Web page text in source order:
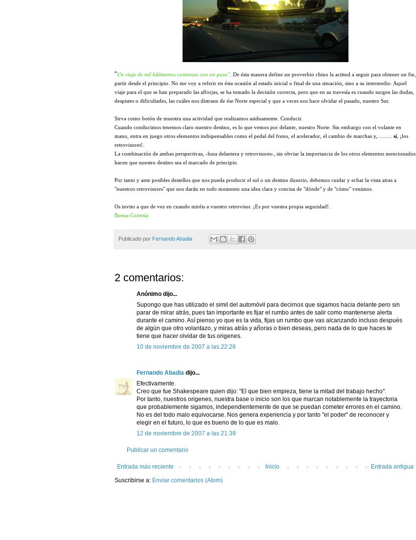
"Un viaje de mil kilómetros comienza con un paso" . De ésta manera define un proverbio chino la actitud a seguir para obtener un fin,
partir desde el principio. No me voy a referir en ésta ocasión al estado inicial o final de una situación, sino a su intermedio. Aquel
viaje para el que se han preparado las alforjas, se ha tomado la decisión correcta, pero que en su travesía es cuando surgen las dudas,
despistes o dificultades, las cuáles nos distraen de ése Norte especial y que a veces nos hace olvidar el pasado, nuestro Sur.
Sirva como botón de muestra una actividad que realizamos asiduamente. Conducir.
Cuando conducimos tenemos claro nuestro destino, es lo que vemos por delante, nuestro Norte. Sin embargo con el volante en
mano, entra en juego otros elementos indispensables como el pedal del freno, el acelerador, el cambio de marchas y,.......... sí , ¡los
retrovisores!.
La combinación de ambas perspectivas, -luna delantera y retrovisores-, sin obviar la importancia de los otros elementos mencionados
hacen que nuestro destino sea el marcado de principio.
Por tanto y ante posibles destellos que nos pueda producir el sol o un destino ilusorio, debemos cuidar y echar la vista atras a
"nuestros retrovisores" que nos darán en todo momento una idea clara y concisa de "dónde" y de "cómo" venimos.
Os invito a que de vez en cuando miréis a vuestro retrovisor. ¡Es por vuestra propia seguridad!.
Buena Cortesía
Publicado por Fernando Abadia
2 comentarios:
Anónimo dijo...
Supongo que has utilizado el simil del automóvil para decirnos que sigamos hacia delante pero sin
parar de mirar atrás, pues tan importante es fijar el rumbo antes de salir como mantenerse alerta
durante el camino. Así pienso yo que es la vida, fijas un rumbo que vas alcanzando incluso después
de algún que otro volantazo, y miras atrás y añoras o bien deseas, pero nada de lo que haces te
tiene que hacer olvidar de tus origenes.
10 de noviembre de 2007 a las 22:26
Fernando Abadia dijo...
Efectivamente.
Creo que fue Shakespeare quien dijo: "El que bien empieza, tiene la mitad del trabajo hecho".
Por tanto, nuestros origenes, nuestra base o inicio son los que marcan notablemente la trayectoria
que probablemente sigamos, independientemente de que se puedan cometer errores en el camino.
No es del todo malo equivocarse. Nos genera experiencia y por tanto "el poder" de reconocer y
elegir en el futuro, lo que es bueno de lo que es malo.
12 de noviembre de 2007 a las 21:39
Publicar un comentario
Entrada más reciente Entrada antigua
Inicio
Suscribirse a: Enviar comentarios (Atom)